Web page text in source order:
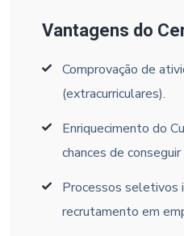
Vantagens do
Comprovação de
(extracurriculares).
Enriquecimento do
chances de
Processos seletivos
recrutamento em